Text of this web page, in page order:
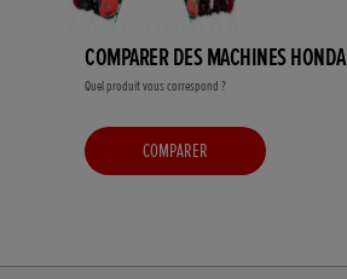
COMPARER DES MACHINES HONDA
Quel produit vous correspond ?
COMPARER